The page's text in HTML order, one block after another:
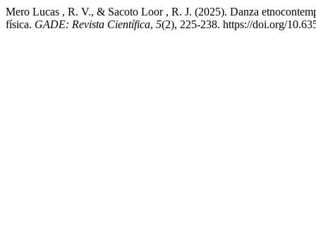
Mero Lucas , R. V., & Sacoto Loor , R. J. (2025). Danza
física. GADE: Revista Científica, 5(2), 225-238. https://doi.org/